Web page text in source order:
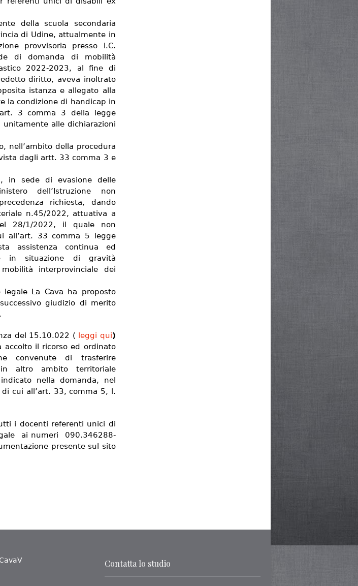
della scuola secondaria
di Udine, attualmente in
provvisoria presso I.C.
di domanda di mobilità
2022-2023, al fine di
diritto, aveva inoltrato
istanza e allegato alla
la condizione di handicap in
3 comma 3 della legge
alle dichiarazioni
nell’ambito della procedura
dagli artt. 33 comma 3 e
in sede di evasione delle
dell’Istruzione non
richiesta, dando
n.45/2022, attuativa a
28/1/2022, il quale non
all’art. 33 comma 5 legge
assistenza continua ed
in situazione di gravità
interprovinciale dei
La Cava ha proposto
giudizio di merito
del 15.10.022 ( leggi qui)
il ricorso ed ordinato
convenute di trasferire
altro ambito territoriale
nella domanda, nel
cui all’art. 33, comma 5, l.
i docenti referenti unici di
ai numeri 090.346288-
presente sul sito
Contatta lo studio